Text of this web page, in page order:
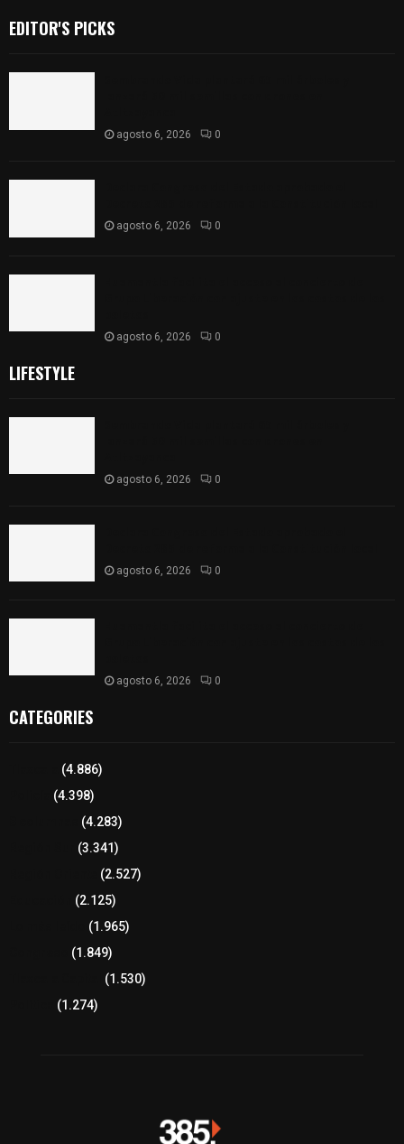
EDITOR'S PICKS
agosto 6, 2026 0
agosto 6, 2026 0
agosto 6, 2026 0
LIFESTYLE
agosto 6, 2026 0
agosto 6, 2026 0
agosto 6, 2026 0
CATEGORIES
(4.886)
(4.398)
(4.283)
(3.341)
(2.527)
(2.125)
(1.965)
(1.849)
(1.530)
(1.274)